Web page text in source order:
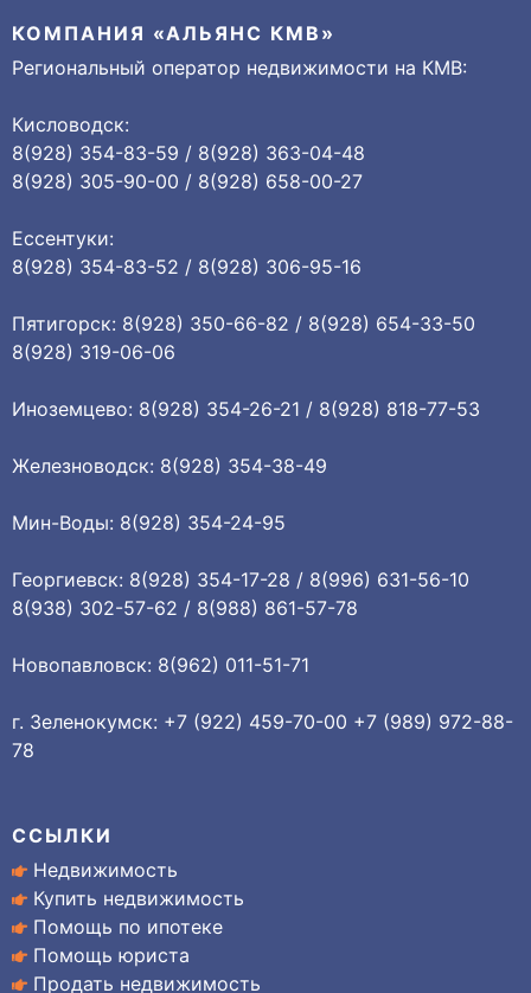
КОМПАНИЯ «АЛЬЯНС КМВ»
Региональный оператор недвижимости на КМВ:
Кисловодск:
8(928) 354-83-59 / 8(928) 363-04-48
8(928) 305-90-00 / 8(928) 658-00-27
Ессентуки:
8(928) 354-83-52 / 8(928) 306-95-16
Пятигорск: 8(928) 350-66-82 / 8(928) 654-33-50
8(928) 319-06-06
Иноземцево: 8(928) 354-26-21 / 8(928) 818-77-53
Железноводск: 8(928) 354-38-49
Мин-Воды: 8(928) 354-24-95
Георгиевск: 8(928) 354-17-28 / 8(996) 631-56-10
8(938) 302-57-62 / 8(988) 861-57-78
Новопавловск: 8(962) 011-51-71
г. Зеленокумск: +7 (922) 459-70-00 +7 (989) 972-88-
78
ССЫЛКИ
Недвижимость
Купить недвижимость
Помощь по ипотеке
Помощь юриста
Продать недвижимость